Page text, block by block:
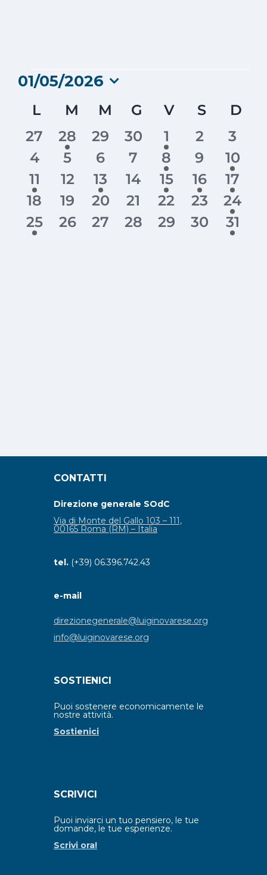
Eventi
01/05/2026
data.
Calendario
di
Eventi
LLUNEDÌ
M MARTEDÌ
M MERCOLEDÌ
G GIOVEDÌ
V VENERDÌ
SSABATO
D
0
eventi
27
1
evento
28
0
eventi
29
0
eventi
30
2
eventi
1
0
eventi
2
0
3
0
eventi
4
0
eventi
5
0
eventi
6
0
eventi
7
1
evento
8
0
eventi
9
1
10
1
evento
11
0
eventi
12
1
evento
13
0
eventi
14
1
evento
15
1
evento
16
2
17
0
eventi
18
0
eventi
19
0
eventi
20
0
eventi
21
0
eventi
22
0
eventi
23
2
24
1
evento
25
0
26
0
27
0
28
0
29
0
eventi
30
1
31
CONTATTI
Direzione generale SOdC
Via di Monte del Gallo 103 – 111,
00165 Roma (RM) – Italia
tel. (+39) 06.396.742.43
e-mail
direzionegenerale@luiginovarese.org
info@luiginovarese.org
SOSTIENICI
Puoi sostenere economicamente le
nostre attività.
Sostienici
SCRIVICI
Puoi inviarci un tuo pensiero, le tue
domande, le tue esperienze.
Scrivi ora!